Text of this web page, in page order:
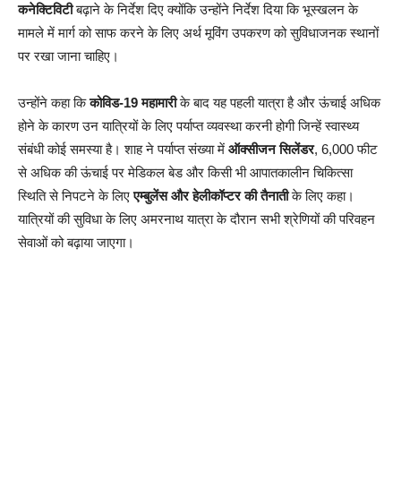
कनेक्टिविटीबढ़ाने के निर्देश दिए क्योंकि उन्होंने निर्देश दिया कि भूस्खलन के
मामले में मार्ग को साफ करने के लिए अर्थ मूविंग उपकरण को सुविधाजनक स्थानों
पर रखा जाना चाहिए।
उन्होंने कहा किकोविड-19 महामारीके बाद यह पहली यात्रा है और ऊंचाई अधिक
होने के कारण उन यात्रियों के लिए पर्याप्त व्यवस्था करनी होगी जिन्हें स्वास्थ्य
संबंधी कोई समस्या है। शाह ने पर्याप्त संख्या में ऑक्सीजन सिलेंडर, 6,000 फीट
से अधिक की ऊंचाई पर मेडिकल बेड और किसी भी आपातकालीन चिकित्सा
स्थिति से निपटने के लिएएम्बुलेंस और हेलीकॉप्टर की तैनातीके लिए कहा।
यात्रियों की सुविधा के लिए अमरनाथ यात्रा के दौरान सभी श्रेणियों की परिवहन
सेवाओं को बढ़ाया जाएगा।